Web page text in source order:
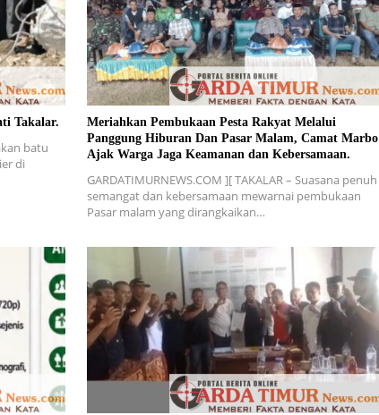
Takalar.
batu
di
Meriahkan Pembukaan Pesta Rakyat Melalui
Panggung Hiburan Dan Pasar Malam, Camat Marbo
Ajak Warga Jaga Keamanan dan Kebersamaan.
GARDATIMURNEWS.COM ][ TAKALAR – Suasana penuh
semangat dan kebersamaan mewarnai pembukaan
Pasar malam yang dirangkaikan…